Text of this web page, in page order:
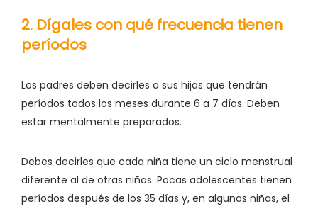
2. Dígales con qué frecuencia tienen
períodos
Los padres deben decirles a sus hijas que tendrán
períodos todos los meses durante 6 a 7 días. Deben
estar mentalmente preparados.
Debes decirles que cada niña tiene un ciclo menstrual
diferente al de otras niñas. Pocas adolescentes tienen
períodos después de los 35 días y, en algunas niñas, el